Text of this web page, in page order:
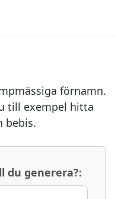
förnamn.
till exempel hitta
bebis.
du generera?: